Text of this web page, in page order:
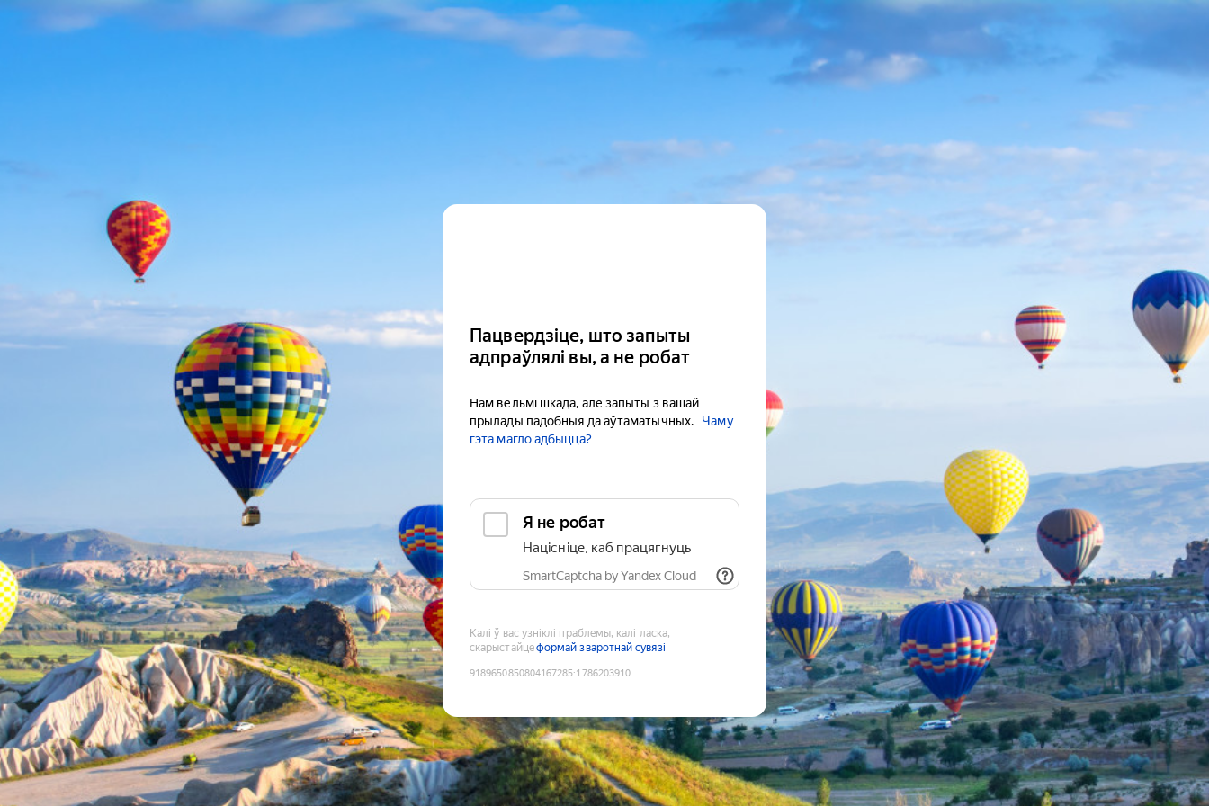
Пацвердзіце, што запыты
адпраўлялі вы, а не робат
Нам вельмі шкада, але запыты з вашай
прылады падобныя да аўтаматычных.
Чаму
гэта магло адбыцца?
Я не робат
Націсніце, каб працягнуць
SmartCaptcha by Yandex Cloud
Калі ў вас узніклі праблемы, калі ласка,
скарыстайцеформай зваротнай сувязі
9189650850804167285:1786203910